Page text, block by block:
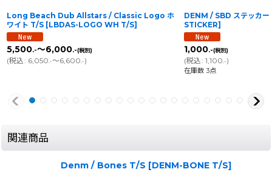
Long Beach Dub Allstars / Classic Logo ホ
ワイト T/S [LBDAS-LOGO WH T/S]
5,500.-～6,000.-(税別)
(税込: 6,050 .-～6,600 .-)
DENM / SBD ステッカー
STICKER]
1,000.-(税別)
(税込: 1,100 .-)
在庫数 3点
関連商品
Denm / Bones T/S [DENM-BONE T/S]